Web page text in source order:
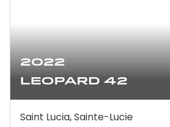
2022
Leopard 42
Saint Lucia, Sainte-Lucie